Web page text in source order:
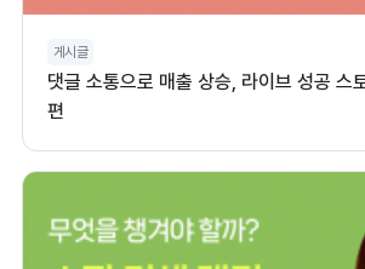
게시글
댓글 소통으로 매출 상승, 라이브 성공 스
편